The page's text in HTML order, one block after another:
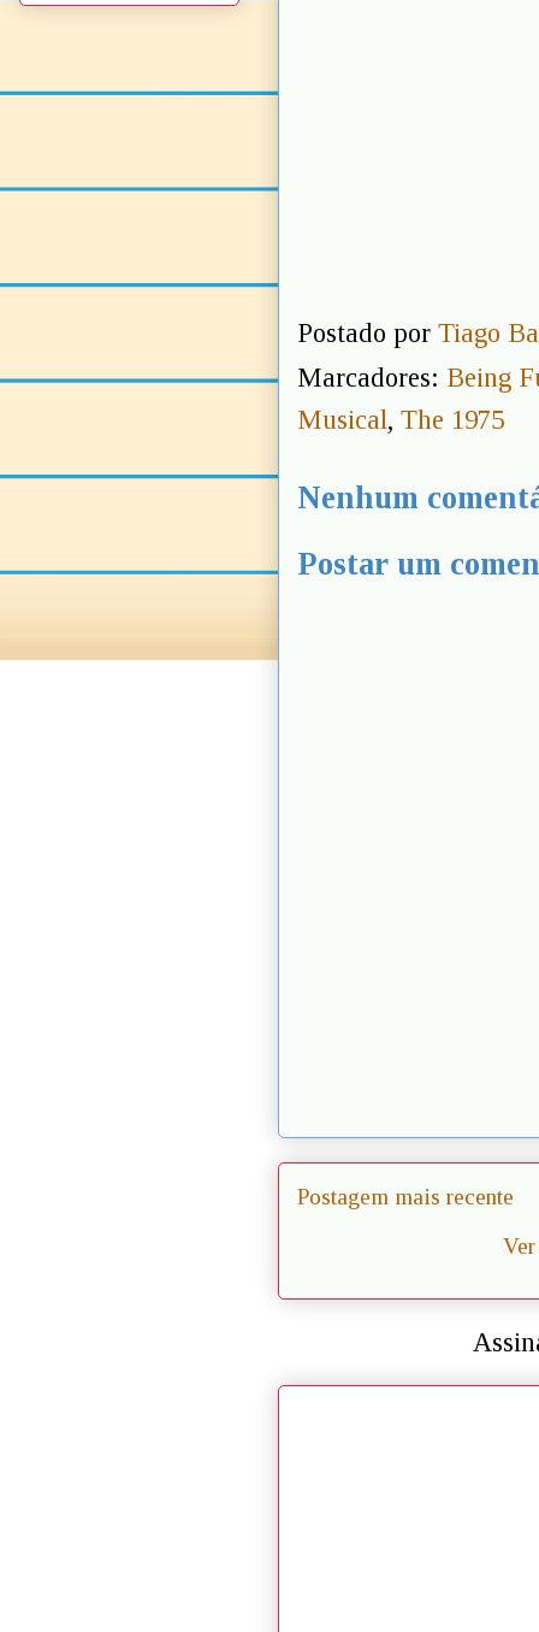
Postado por Tiago
Marcadores: Being
Musical, The 1975
Nenhum
Postar um
Postagem mais recente